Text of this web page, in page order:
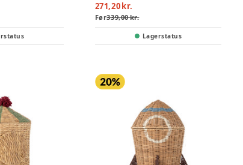
271,20 kr.
Før339,00 kr.
Lagerstatus